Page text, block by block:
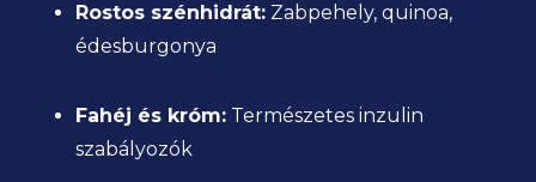
Rostos szénhidrát: Zabpehely, quinoa,
édesburgonya
Fahéj és króm: Természetes inzulin
szabályozók